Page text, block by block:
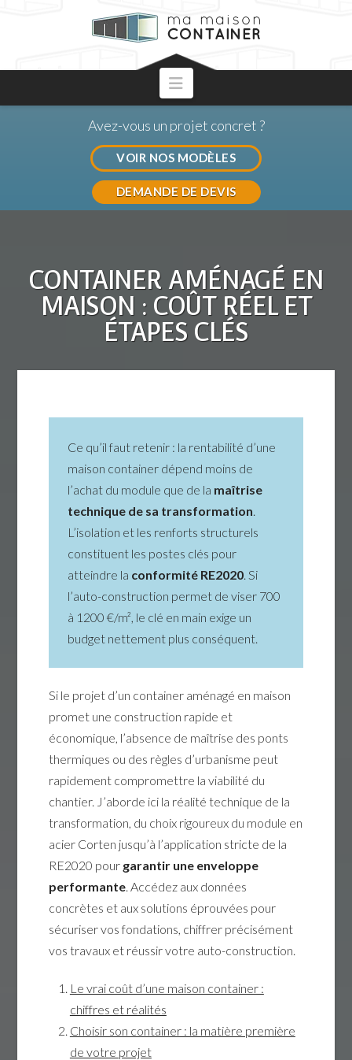
Navigation
Avez-vous un projet concret ?
VOIR NOS MODÈLES
DEMANDE DE DEVIS
CONTAINER AMÉNAGÉ EN
MAISON : COÛT RÉEL ET
ÉTAPES CLÉS
Ce qu’il faut retenir : la rentabilité d’une
maison container dépend moins de
l’achat du module que de la maîtrise
technique de sa transformation
L’isolation et les renforts structurels
constituent les postes clés pour
atteindre la conformité RE2020 . Si
l’auto-construction permet de viser 700
à 1200 €/m², le clé en main exige un
budget nettement plus conséquent.
Si le projet d’un container aménagé en maison
promet une construction rapide et
économique, l’absence de maîtrise des ponts
thermiques ou des règles d’urbanisme peut
rapidement compromettre la viabilité du
chantier. J’aborde ici la réalité technique de la
transformation, du choix rigoureux du module en
acier Corten jusqu’à l’application stricte de la
RE2020 pour garantir une enveloppe
performante . Accédez aux données
concrètes et aux solutions éprouvées pour
sécuriser vos fondations, chiffrer précisément
vos travaux et réussir votre auto-construction.
Le vrai coût d’une maison container :
chiffres et réalités
Choisir son container : la matière première
de votre projet